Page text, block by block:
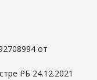
от
РБ 24.12.2021